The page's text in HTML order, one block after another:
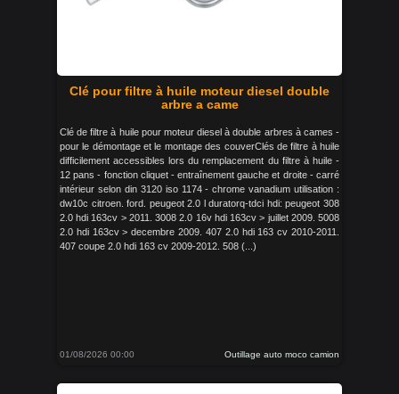
Clé pour filtre à huile moteur diesel double
arbre a came
Clé de filtre à huile pour moteur diesel à double arbres à cames -
pour le démontage et le montage des couverClés de filtre à huile
difficilement accessibles lors du remplacement du filtre à huile -
12 pans - fonction cliquet - entraînement gauche et droite - carré
intérieur selon din 3120 iso 1174 - chrome vanadium utilisation :
dw10c citroen. ford. peugeot 2.0 l duratorq-tdci hdi: peugeot 308
2.0 hdi 163cv > 2011. 3008 2.0 16v hdi 163cv > juillet 2009. 5008
2.0 hdi 163cv > decembre 2009. 407 2.0 hdi 163 cv 2010-2011.
407 coupe 2.0 hdi 163 cv 2009-2012. 508 (...)
01/08/2026 00:00 Outillage auto moco camion